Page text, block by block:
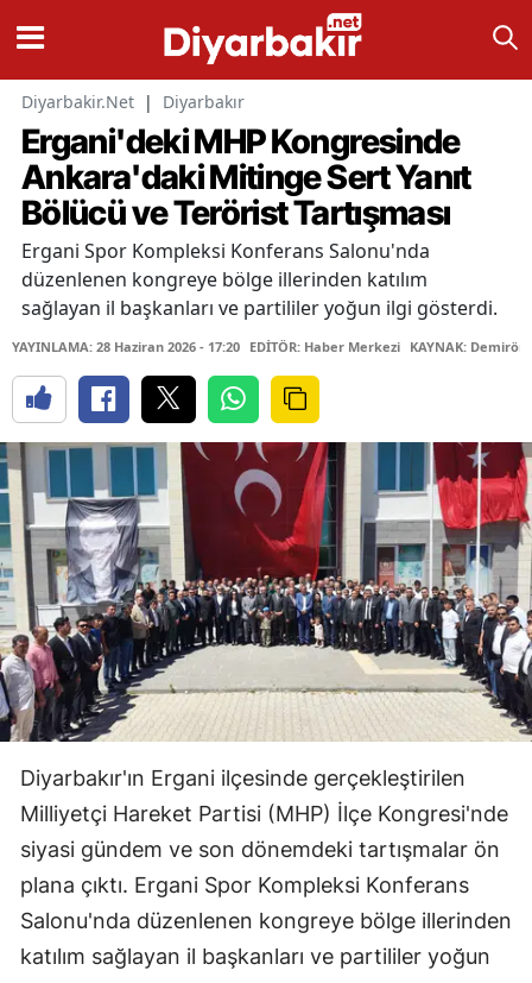
Diyarbakir.Net | Diyarbakır
Ergani'deki MHP Kongresinde
Ankara'daki Mitinge Sert Yanıt
Bölücü ve Terörist Tartışması
Ergani Spor Kompleksi Konferans Salonu'nda
düzenlenen kongreye bölge illerinden katılım
sağlayan il başkanları ve partililer yoğun ilgi gösterdi.
YAYINLAMA: 28 Haziran 2026 - 17:20 EDİTÖR: Haber Merkezi KAYNAK:
Diyarbakır'ın Ergani ilçesinde gerçekleştirilen
Milliyetçi Hareket Partisi (MHP) İlçe Kongresi'nde
siyasi gündem ve son dönemdeki tartışmalar ön
plana çıktı. Ergani Spor Kompleksi Konferans
Salonu'nda düzenlenen kongreye bölge illerinden
katılım sağlayan il başkanları ve partililer yoğun